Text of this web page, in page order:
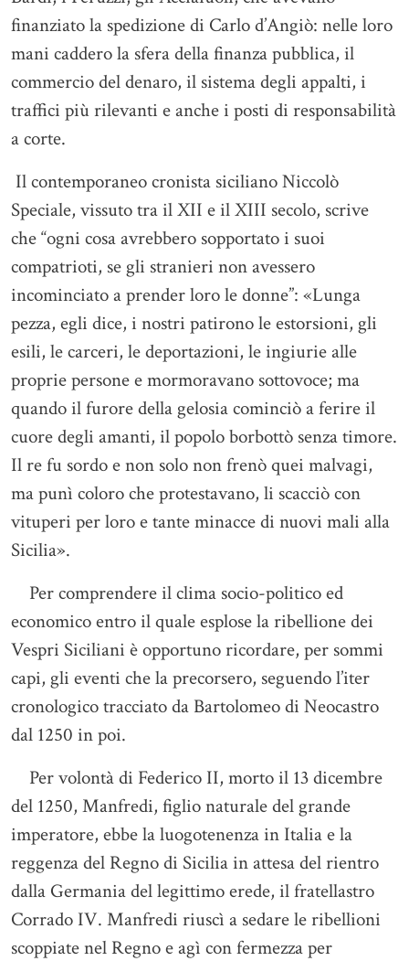
finanziato la spedizione di Carlo d’Angiò: nelle loro
mani caddero la sfera della finanza pubblica, il
commercio del denaro, il sistema degli appalti, i
traffici più rilevanti e anche i posti di responsabilità
a corte.
Il contemporaneo cronista siciliano Niccolò
Speciale, vissuto tra il XII e il XIII secolo, scrive
che “ogni cosa avrebbero sopportato i suoi
compatrioti, se gli stranieri non avessero
incominciato a prender loro le donne”: «Lunga
pezza, egli dice, i nostri patirono le estorsioni, gli
esili, le carceri, le deportazioni, le ingiurie alle
proprie persone e mormoravano sottovoce; ma
quando il furore della gelosia cominciò a ferire il
cuore degli amanti, il popolo borbottò senza timore.
Il re fu sordo e non solo non frenò quei malvagi,
ma punì coloro che protestavano, li scacciò con
vituperi per loro e tante minacce di nuovi mali alla
Sicilia».
Per comprendere il clima socio-politico ed
economico entro il quale esplose la ribellione dei
Vespri Siciliani è opportuno ricordare, per sommi
capi, gli eventi che la precorsero, seguendo l’iter
cronologico tracciato da Bartolomeo di Neocastro
dal 1250 in poi.
Per volontà di Federico II, morto il 13 dicembre
del 1250, Manfredi, figlio naturale del grande
imperatore, ebbe la luogotenenza in Italia e la
reggenza del Regno di Sicilia in attesa del rientro
dalla Germania del legittimo erede, il fratellastro
Corrado IV. Manfredi riuscì a sedare le ribellioni
scoppiate nel Regno e agì con fermezza per